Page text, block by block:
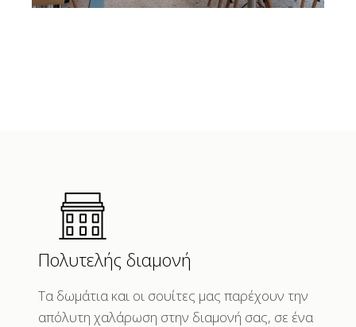
Πολυτελής διαμονή
Τα δωμάτια και οι σουίτες μας παρέχουν την
απόλυτη χαλάρωση στην διαμονή σας, σε ένα